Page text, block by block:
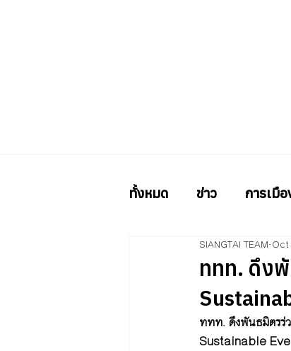
ทั้งหมด ข่าว การเมือ
ททท. ดึง
SIANGTAI TEAM
ททท. ดึงพันธมิตร
Sustainable